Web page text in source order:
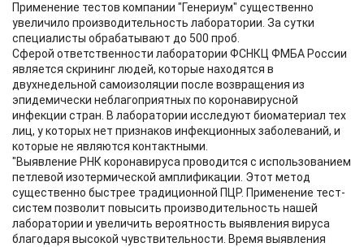
Применение тестов компании "Генериум" существенно
увеличило производительность лаборатории. За сутки
специалисты обрабатывают до 500 проб.
Сферой ответственности лаборатории ФСНКЦ ФМБА России
является скрининг людей, которые находятся в
двухнедельной самоизоляции после возвращения из
эпидемически неблагоприятных по коронавирусной
инфекции стран. В лаборатории исследуют биоматериал тех
лиц, у которых нет признаков инфекционных заболеваний, и
которые не являются контактными.
"Выявление РНК коронавируса проводится с использованием
петлевой изотермической амплификации. Этот метод
существенно быстрее традиционной ПЦР. Применение тест-
систем позволит повысить производительность нашей
лаборатории и увеличить вероятность выявления вируса
благодаря высокой чувствительности. Время выявления